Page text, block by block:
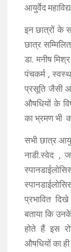
आयुर्वेद
इन छात्रों के
छात्र
डा. मनीष
पंचकर्म ,
प्रसूति जैसी
औषधियों के
का भ्रमण भी
सभी छात्र
नाडी.स्वेद ,
प्रभावित
बताया कि
होते हैं इस
औषधियों का